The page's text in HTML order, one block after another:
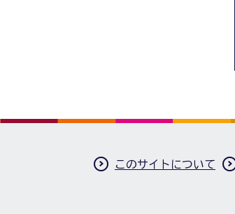
このサイトについて